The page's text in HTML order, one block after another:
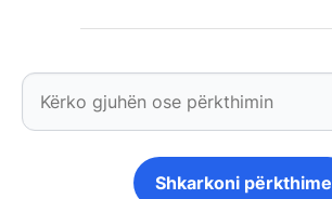
Shkarkoni përkthime